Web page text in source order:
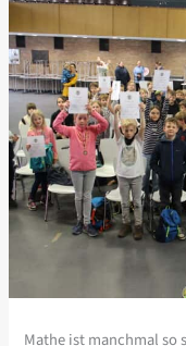
Mathe ist manchmal so